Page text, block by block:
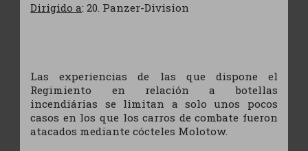
Dirigido a: 20. Panzer-Division
Las experiencias de las que dispone el
Regimiento en relación a botellas
incendiárias se limitan a solo unos pocos
casos en los que los carros de combate fueron
atacados mediante cócteles Molotow.